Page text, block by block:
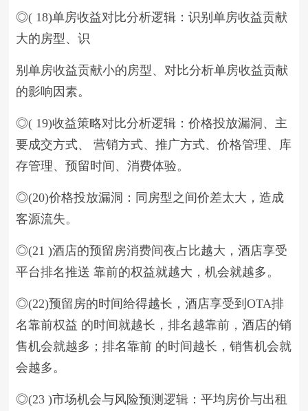
◎( 18)单房收益对比分析逻辑：识别单房收益贡献
大的房型、识
别单房收益贡献小的房型、对比分析单房收益贡献
的影响因素。
◎( 19)收益策略对比分析逻辑：价格投放漏洞、主
要成交方式、 营销方式、推广方式、价格管理、库
存管理、预留时间、消费体验。
◎(20)价格投放漏洞：同房型之间价差太大，造成
客源流失。
◎(21 )酒店的预留房消费间夜占比越大，酒店享受
平台排名推送 靠前的权益就越大，机会就越多。
◎(22)预留房的时间给得越长，酒店享受到OTA排
名靠前权益 的时间就越长，排名越靠前，酒店的销
售机会就越多；排名靠前 的时间越长，销售机会就
会越多。
◎(23 )市场机会与风险预测逻辑：平均房价与出租